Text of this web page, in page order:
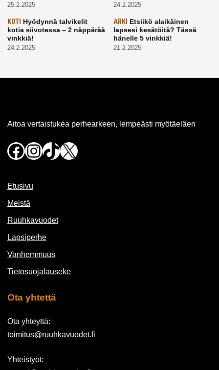
25.2.2025 24.2.2025
KOTI Hyödynnä talvikelit
kotia siivotessa – 2 näppärää
vinkkiä!
24.2.2025
ARKI Etsiikö alaikäinen
lapsesi kesätöitä? Tässä
hänelle 5 vinkkiä!
21.2.2025
Aitoa vertaistukea perhearkeen, lempeästi myötäeläen
Facebook
Instagram
TikTok
X
Etusivu
Meistä
Ruuhkavuodet
Lapsiperhe
Vanhemmuus
Tietosuojalauseke
Ota yhtettä
Ota yhteyttä:
toimitus@ruuhkavuodet.fi
Yhteistyöt: